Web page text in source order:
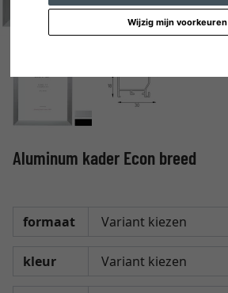
Wijzig mijn voorkeuren
Aluminum kader Econ breed
formaat
kleur